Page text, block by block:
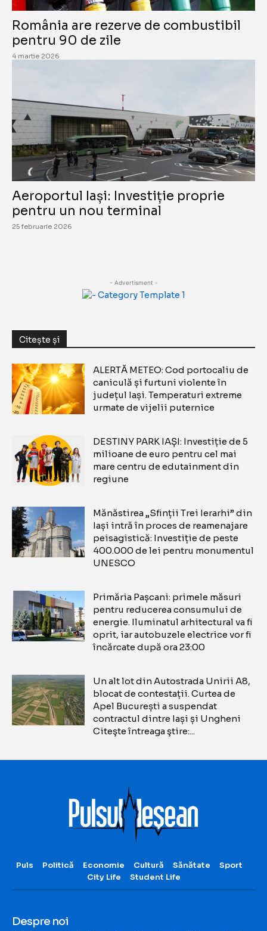
România are rezerve de combustibil
pentru 90 de zile
4 martie 2026
Aeroportul Iași: Investiție proprie
pentru un nou terminal
25 februarie 2026
- Advertisment -
Citește și
ALERTĂ METEO: Cod portocaliu de
caniculă și furtuni violente în
județul Iași. Temperaturi extreme
urmate de vijelii puternice
DESTINY PARK IAȘI: Investiție de 5
milioane de euro pentru cel mai
mare centru de edutainment din
regiune
Mănăstirea „Sfinții Trei Ierarhi” din
Iași intră în proces de reamenajare
peisagistică: Investiție de peste
400.000 de lei pentru monumentul
UNESCO
Primăria Pașcani: primele măsuri
pentru reducerea consumului de
energie. Iluminatul arhitectural va fi
oprit, iar autobuzele electrice vor fi
încărcate după ora 23:00
Un alt lot din Autostrada Unirii A8,
blocat de contestații. Curtea de
Apel București a suspendat
contractul dintre Iași și Ungheni
Citeşte întreaga ştire:...
Puls Politică Economie Cultură Sănătate
Sport
City Life
Student Life
Despre noi